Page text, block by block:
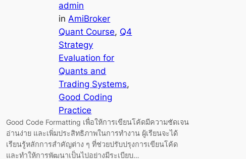
admin
inAmiBroker
Quant Course, Q4
Strategy
Evaluation for
Quants and
Trading Systems
Good Coding
Practice
Good Code Formatting เพื่อให้การเขียนโค้ดมีความชัดเจน
อ่านง่าย และเพิ่มประสิทธิภาพในการทำงาน ผู้เรียนจะได้
เรียนรู้หลักการสำคัญต่าง ๆ ที่ช่วยปรับปรุงการเขียนโค้ด
และทำให้การพัฒนาเป็นไปอย่างมีระเบียบ…